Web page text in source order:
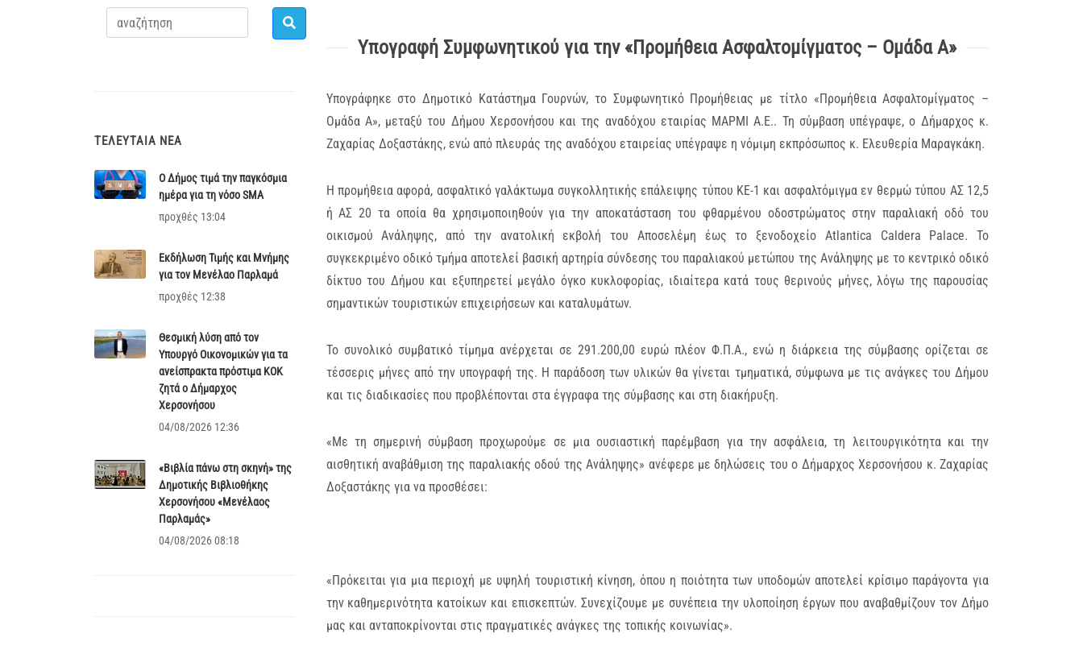
Υπογραφή Συμφωνητικού για την «Προμήθεια Ασφαλτομίγματος – Ομάδα Α»
Υπογράφηκε στο Δημοτικό Κατάστημα Γουρνών, το Συμφωνητικό Προμήθειας με τίτλο «Προμήθεια Ασφαλτομίγματος –
Ομάδα Α», μεταξύ του Δήμου Χερσονήσου και της αναδόχου εταιρίας ΜΑΡΜΙ Α.Ε.. Τη σύμβαση υπέγραψε, ο Δήμαρχος κ.
Ζαχαρίας Δοξαστάκης, ενώ από πλευράς της αναδόχου εταιρείας υπέγραψε η νόμιμη εκπρόσωπος κ. Ελευθερία Μαραγκάκη.
Η προμήθεια αφορά, ασφαλτικό γαλάκτωμα συγκολλητικής επάλειψης τύπου ΚΕ-1 και ασφαλτόμιγμα εν θερμώ τύπου ΑΣ 12,5
ή ΑΣ 20 τα οποία θα χρησιμοποιηθούν για την αποκατάσταση του φθαρμένου οδοστρώματος στην παραλιακή οδό του
οικισμού Ανάληψης, από την ανατολική εκβολή του Αποσελέμη έως τo ξενοδοχείο Atlantica Caldera Palace. Το
συγκεκριμένο οδικό τμήμα αποτελεί βασική αρτηρία σύνδεσης του παραλιακού μετώπου της Ανάληψης με το κεντρικό οδικό
δίκτυο του Δήμου και εξυπηρετεί μεγάλο όγκο κυκλοφορίας, ιδιαίτερα κατά τους θερινούς μήνες, λόγω της παρουσίας
σημαντικών τουριστικών επιχειρήσεων και καταλυμάτων.
Το συνολικό συμβατικό τίμημα ανέρχεται σε 291.200,00 ευρώ πλέον Φ.Π.Α., ενώ η διάρκεια της σύμβασης ορίζεται σε
τέσσερις μήνες από την υπογραφή της. Η παράδοση των υλικών θα γίνεται τμηματικά, σύμφωνα με τις ανάγκες του Δήμου
και τις διαδικασίες που προβλέπονται στα έγγραφα της σύμβασης και στη διακήρυξη.
«Με τη σημερινή σύμβαση προχωρούμε σε μια ουσιαστική παρέμβαση για την ασφάλεια, τη λειτουργικότητα και την
αισθητική αναβάθμιση της παραλιακής οδού της Ανάληψης» ανέφερε με δηλώσεις του ο Δήμαρχος Χερσονήσου κ. Ζαχαρίας
Δοξαστάκης για να προσθέσει:
«Πρόκειται για μια περιοχή με υψηλή τουριστική κίνηση, όπου η ποιότητα των υποδομών αποτελεί κρίσιμο παράγοντα για
την καθημερινότητα κατοίκων και επισκεπτών. Συνεχίζουμε με συνέπεια την υλοποίηση έργων που αναβαθμίζουν τον Δήμο
μας και ανταποκρίνονται στις πραγματικές ανάγκες της τοπικής κοινωνίας».
ΤΕΛΕΥΤΑΊΑ ΝΈΑ
Ο Δήμος τιμά την παγκόσμια
ημέρα για τη νόσο SMA
προχθές 13:04
Εκδήλωση Τιμής και Μνήμης
για τον Μενέλαο Παρλαμά
προχθές 12:38
Θεσμική λύση από τον
Υπουργό Οικονομικών για τα
ανείσπρακτα πρόστιμα ΚΟΚ
ζητά ο Δήμαρχος
Χερσονήσου
04/08/2026 12:36
«Βιβλία πάνω στη σκηνή» της
Δημοτικής Βιβλιοθήκης
Χερσονήσου «Μενέλαος
Παρλαμάς»
04/08/2026 08:18